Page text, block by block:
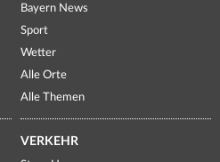
Bayern News
Sport
Wetter
Alle Orte
Alle Themen
VERKEHR